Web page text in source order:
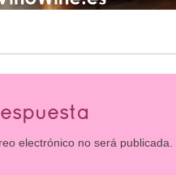
electrónico no será publicada.